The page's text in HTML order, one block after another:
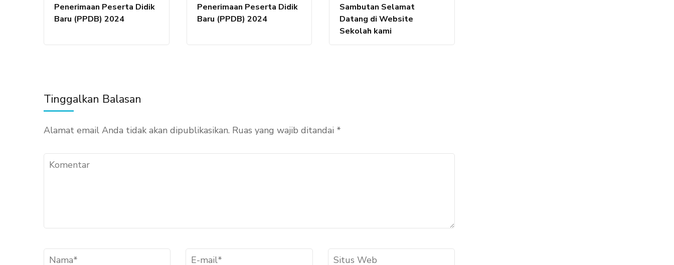
Penerimaan Peserta Didik
Baru (PPDB) 2024
Penerimaan Peserta Didik
Baru (PPDB) 2024
Sambutan Selamat
Datang di Website
Sekolah kami
Tinggalkan Balasan
Alamat email Anda tidak akan dipublikasikan. Ruas yang wajib ditandai *
Komentar
Nama*
E-
Situs